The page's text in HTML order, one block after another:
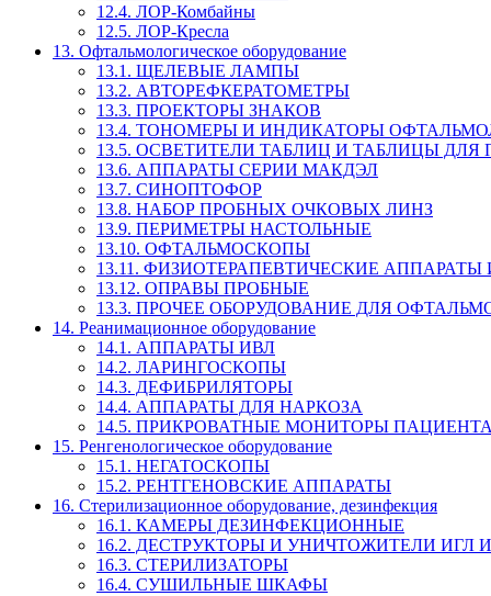
12.4. ЛОР-Комбайны
12.5. ЛОР-Кресла
13. Офтальмологическое оборудование
13.1. ЩЕЛЕВЫЕ ЛАМПЫ
13.2. АВТОРЕФКЕРАТОМЕТРЫ
13.3. ПРОЕКТОРЫ ЗНАКОВ
13.4. ТОНОМЕРЫ И ИНДИКАТОРЫ
13.5. ОСВЕТИТЕЛИ ТАБЛИЦ И ТАБЛИЦЫ ДЛЯ
13.6. АППАРАТЫ СЕРИИ МАКДЭЛ
13.7. СИНОПТОФОР
13.8. НАБОР ПРОБНЫХ ОЧКОВЫХ ЛИНЗ
13.9. ПЕРИМЕТРЫ НАСТОЛЬНЫЕ
13.10. ОФТАЛЬМОСКОПЫ
13.11. ФИЗИОТЕРАПЕВТИЧЕСКИЕ
13.12. ОПРАВЫ ПРОБНЫЕ
13.3. ПРОЧЕЕ ОБОРУДОВАНИЕ ДЛЯ
14. Реанимационное оборудование
14.1. АППАРАТЫ ИВЛ
14.2. ЛАРИНГОСКОПЫ
14.3. ДЕФИБРИЛЯТОРЫ
14.4. АППАРАТЫ ДЛЯ НАРКОЗА
14.5. ПРИКРОВАТНЫЕ МОНИТОРЫ ПАЦИЕНТА
15. Ренгенологическое оборудование
15.1. НЕГАТОСКОПЫ
15.2. РЕНТГЕНОВСКИЕ АППАРАТЫ
16. Стерилизационное оборудование, дезинфекция
16.1. КАМЕРЫ ДЕЗИНФЕКЦИОННЫЕ
16.2. ДЕСТРУКТОРЫ И УНИЧТОЖИТЕЛИ ИГЛ
16.3. СТЕРИЛИЗАТОРЫ
16.4. СУШИЛЬНЫЕ ШКАФЫ